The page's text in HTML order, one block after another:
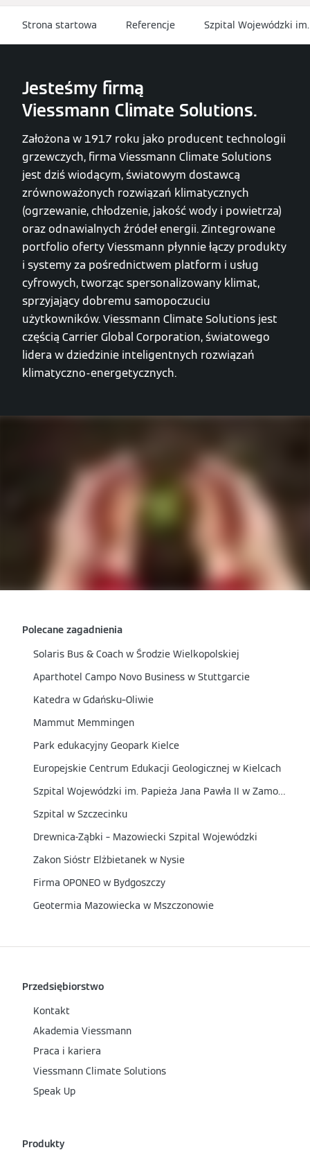
Strona startowa Referencje Szpital Wojewódzki
Jesteśmy firmą
Viessmann Climate Solutions.
Założona w 1917 roku jako producent technologii
grzewczych, firma Viessmann Climate Solutions
jest dziś wiodącym, światowym dostawcą
zrównoważonych rozwiązań klimatycznych
(ogrzewanie, chłodzenie, jakość wody i powietrza)
oraz odnawialnych źródeł energii. Zintegrowane
portfolio oferty Viessmann płynnie łączy produkty
i systemy za pośrednictwem platform i usług
cyfrowych, tworząc spersonalizowany klimat,
sprzyjający dobremu samopoczuciu
użytkowników. Viessmann Climate Solutions jest
częścią Carrier Global Corporation, światowego
lidera w dziedzinie inteligentnych rozwiązań
klimatyczno-energetycznych.
Polecane zagadnienia
Solaris Bus & Coach w Środzie Wielkopolskiej
Aparthotel Campo Novo Business w Stuttgarcie
Katedra w Gdańsku–Oliwie
Mammut Memmingen
Park edukacyjny Geopark Kielce
Europejskie Centrum Edukacji Geologicznej w Kielcach
Szpital Wojewódzki im. Papieża Jana Pawła II w Zamościu
Szpital w Szczecinku
Drewnica-Ząbki – Mazowiecki Szpital Wojewódzki
Zakon Sióstr Elżbietanek w Nysie
Firma OPONEO w Bydgoszczy
Geotermia Mazowiecka w Mszczonowie
Przedsiębiorstwo
Kontakt
Akademia Viessmann
Praca i kariera
Viessmann Climate Solutions
Speak Up
Produkty